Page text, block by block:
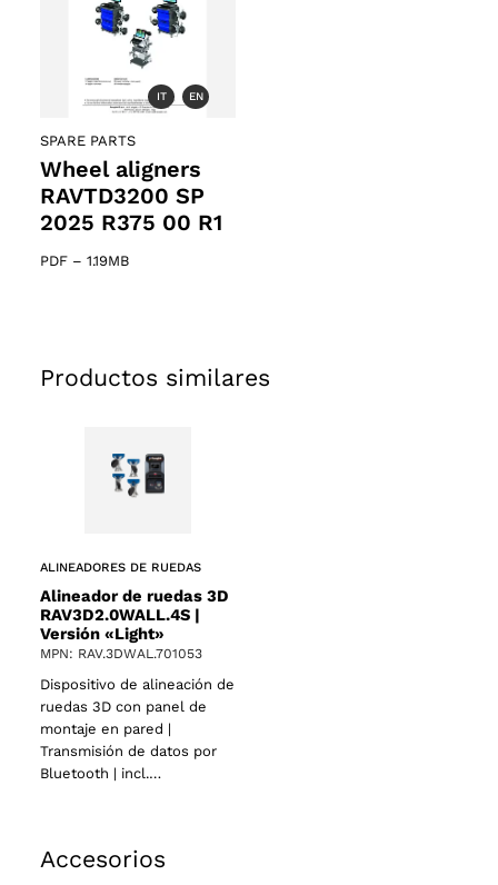
IT EN
SPARE PARTS
Wheel aligners
RAVTD3200 SP
2025 R375 00 R1
PDF – 1.19MB
Productos similares
ALINEADORES DE RUEDAS
Alineador de ruedas 3D
RAV3D2.0WALL.4S |
Versión «Light»
MPN: RAV.3DWAL.701053
Dispositivo de alineación de
ruedas 3D con panel de
montaje en pared |
Transmisión de datos por
Bluetooth | incl.…
Accesorios